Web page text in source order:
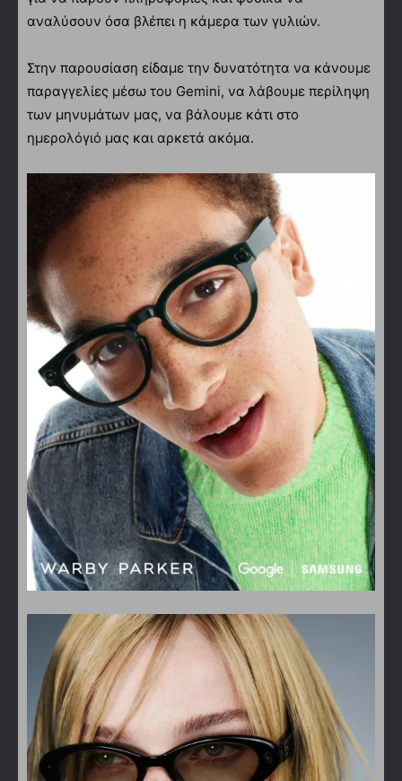
αναλύσουν όσα βλέπει η κάμερα των γυλιών.
Στην παρουσίαση είδαμε την δυνατότητα να κάνουμε
παραγγελίες μέσω του Gemini, να λάβουμε περίληψη
των μηνυμάτων μας, να βάλουμε κάτι στο
ημερολόγιό μας και αρκετά ακόμα.